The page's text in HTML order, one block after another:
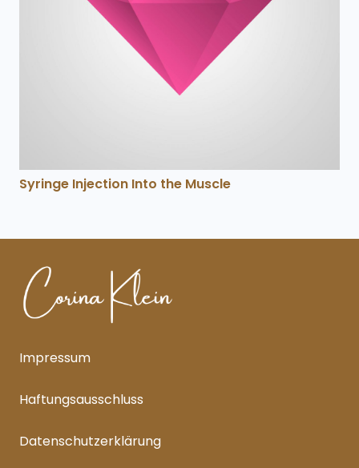
Syringe Injection Into the Muscle
Impressum
Haftungsausschluss
Datenschutzerklärung